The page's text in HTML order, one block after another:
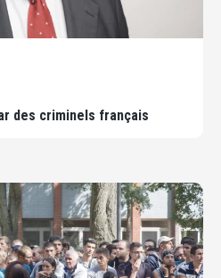
des criminels français